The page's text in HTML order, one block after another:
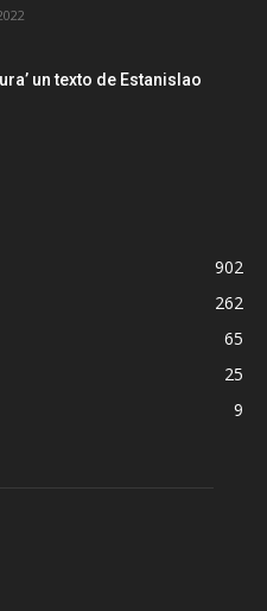
un texto de Estanislao
902
262
65
25
9